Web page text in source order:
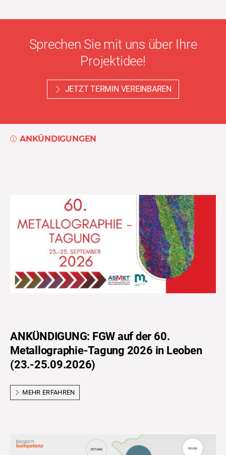
Sprechen Sie mit uns über Ihre
Projektidee!
JETZT TERMIN VEREINBAREN
ANKÜNDIGUNGEN
ANKÜNDIGUNG: FGW auf der 60.
Metallographie-Tagung 2026 in Leoben
(23.-25.09.2026)
MEHR ERFAHREN